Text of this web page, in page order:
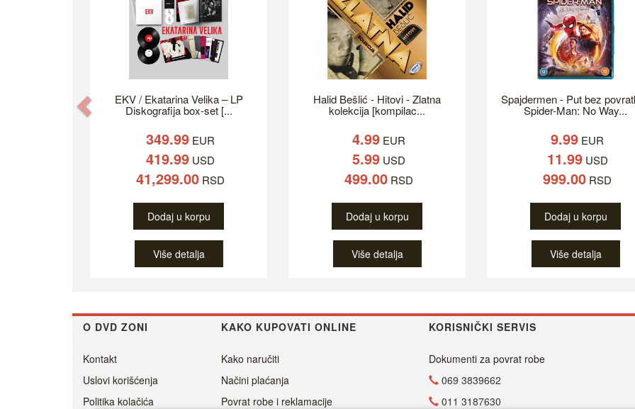
EKV / Ekatarina Velika – LP
Diskografija box-set [...
349.99 EUR
419.99 USD
41,299.00 RSD
Dodaj u korpu
Više detalja
Halid Bešlić - Hitovi - Zlatna
kolekcija [kompilac...
4.99 EUR
5.99 USD
499.00 RSD
Dodaj u korpu
Više detalja
Spajdermen - Put bez
Spider-Man: No Way...
9.99 EUR
11.99USD
999.00 RSD
Dodaj u korpu
Više detalja
Previous
O DVD ZONI KAKO KUPOVATI ONLINE KORISNIČKI SERVIS
Kontakt
Uslovi korišćenja
Politika kolačića
Kako naručiti
Načini plaćanja
Povrat robe i reklamacije
Dokumenti za povrat robe
069 3839662
011 3187630